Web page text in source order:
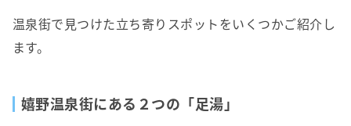
温泉街で見つけた立ち寄りスポットをいくつかご紹介し
ます。
嬉野温泉街にある２つの「足湯」